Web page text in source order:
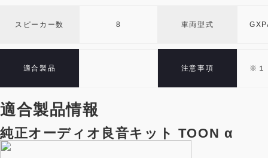
スピーカー数 8 車両型式
適合製品 注意事項 ※１
適合製品情報
純正オーディオ良音キット TOON α